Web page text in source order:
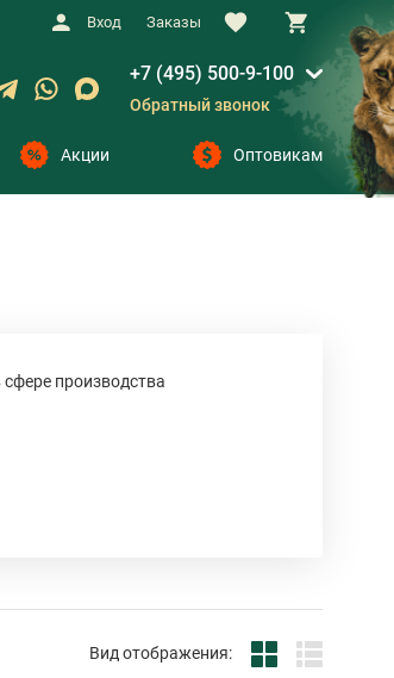
Вход Заказы
+7 (495) 500-9-100
Обратный звонок
Акции Оптовикам
производства
и офиса. Все это время
всего, надежность и
Вид отображения: